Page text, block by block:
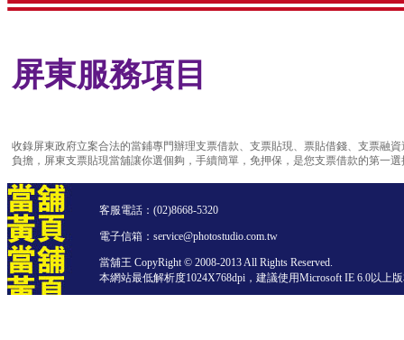
屏東服務項目
收錄屏東政府立案合法的當鋪專門辦理支票借款、支票貼現、票貼借錢、支票融
負擔，屏東支票貼現當舖讓你選個夠，手續簡單，免押保，是您支票借款的第一
客服電話： (02)8668-5320
電子信箱：service@photostudio.com.tw
當舖王 CopyRight © 2008-2013 All Rights Reserved.
本網站最低解析度1024X768dpi，建議使用Microsoft IE 6.0以上